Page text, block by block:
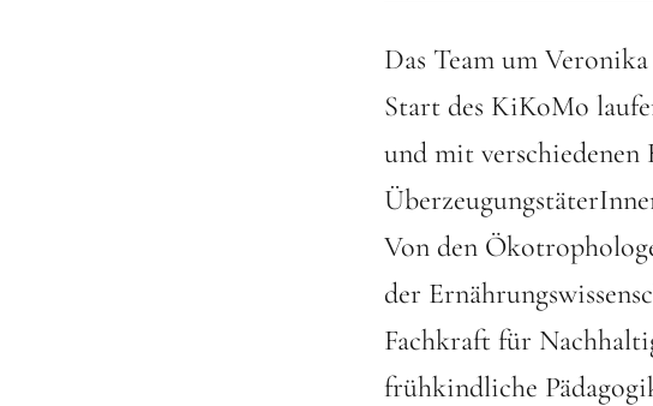
Das Team um
Start des KiKoMo
und mit
Von den
der
Fachkraft für
frühkindliche